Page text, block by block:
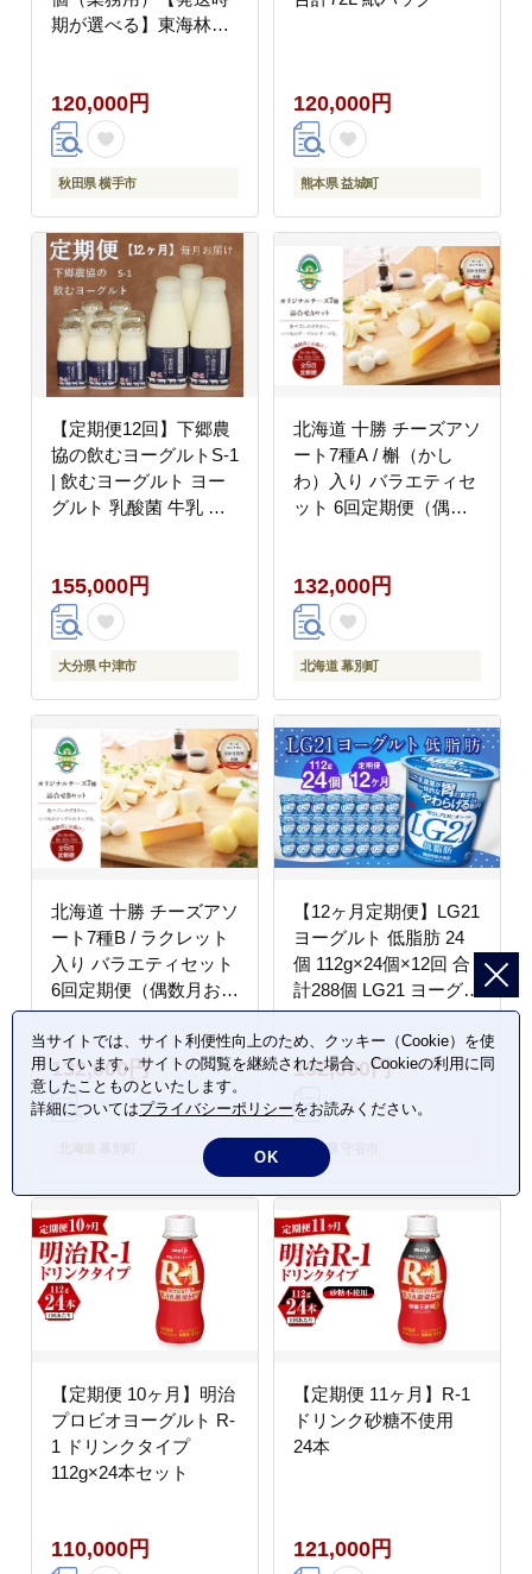
期が選べる】東海林養
月 12ヵ月 12カ月 12ケ
月 開始時期選べる [東
海林養鶏場 黄身の余韻
卵 玉子 たまご タマゴ
12ケ月 開始時期選べ
る]
120,000円
秋田県 横手市
120,000円
熊本県 益城町
【定期便12回】下郷農
協の飲むヨーグルトS-1
| 飲むヨーグルト ヨー
グルト 乳酸菌 牛乳 生
定期 定期便 大分県 中
津市
155,000円
大分県 中津市
北海道 十勝 チーズアソ
ート7種A / 槲（かし
わ）入り バラエティセ
ット 6回定期便（偶数
会 隔月 チーズ アソー
ト 詰合せ セット バラ
エティ 槲 かしわ モッ
ツァレラ 大地のほっぺ
イン 麦酒 ビール 酒
NEEDS ニーズ 食べ比
べ 受賞 北海道 十勝 幕
別 】
132,000円
北海道 幕別町
北海道 十勝 チーズアソ
ート7種B / ラクレット
入り バラエティセット
6回定期便（偶数月お届
け）[チーズ工房
NEEDS]【 定期便 頒布
会 隔月 チーズ アソー
ト 詰合せ セット バラ
エティ ラクレット モッ
ツァレラ 大地のほっぺ
さけるチーズ 焼きチー
ズ 乳製品 ワイン 麦酒
ビール 酒 NEEDS ニー
ズ 食べ比べ 受賞 北海
道 十勝 幕別 】
132,000円
【12ヶ月定期便】LG21
ヨーグルト 低脂肪 24
個 112g×24個×12回 合
計288個 LG21 ヨーグル
ト プロビオヨーグルト
乳製品 乳酸菌 カロリー
オフ 茨城県 守谷市
132,000円
茨城県 守谷市
【定期便 10ヶ月】明治
プロビオヨーグルト R-
1 ドリンクタイプ
112g×24本セット
110,000円
【定期便 11ヶ月】R-1
ドリンク砂糖不使用
24本
121,000円
当サイトでは、サイト利便性向上のため、クッキー（Cookie）を使
用しています。サイトの閲覧を継続された場合、Cookieの利用に同
意したことものといたします。
詳細についてはプライバシーポリシーをお読みください。
OK